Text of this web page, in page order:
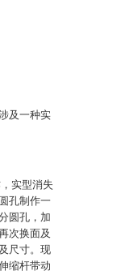
及一种实
实型消失
孔制作一
圆孔，加
次换面及
尺寸。现
缩杆带动